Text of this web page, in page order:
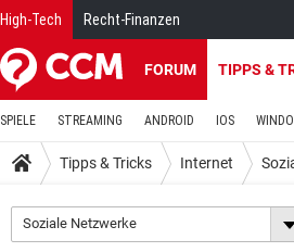
High-Tech Recht-Finanzen
FORUM TIPPS &
SPIELE STREAMING ANDROID IOS
Tipps & Tricks Internet
Soziale Netzwerke